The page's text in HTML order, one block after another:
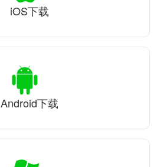
iOS下载
Android下载